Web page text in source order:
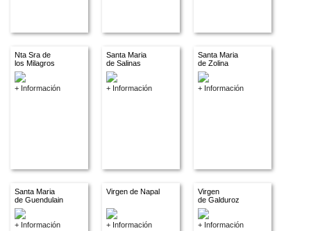
Nta Sra de
los Milagros
+ Información
Santa Maria
de Salinas
+ Información
Santa Maria
de Zolina
+ Información
Santa Maria
de Guendulain
+ Información
Virgen de Napal
+ Información
Virgen
de Galduroz
+ Información